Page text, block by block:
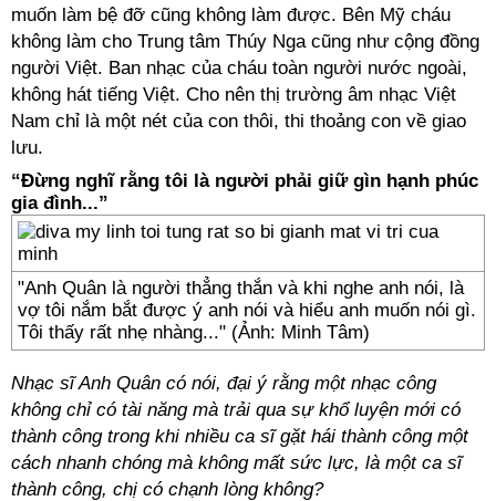
muốn làm bệ đỡ cũng không làm được. Bên Mỹ cháu
không làm cho Trung tâm Thúy Nga cũng như cộng đồng
người Việt. Ban nhạc của cháu toàn người nước ngoài,
không hát tiếng Việt. Cho nên thị trường âm nhạc Việt
Nam chỉ là một nét của con thôi, thi thoảng con về giao
lưu.
“Đừng nghĩ rằng tôi là người phải giữ gìn hạnh phúc
gia đình...”
"Anh Quân là người thẳng thắn và khi nghe anh nói, là
vợ tôi nắm bắt được ý anh nói và hiểu anh muốn nói gì.
Tôi thấy rất nhẹ nhàng..." (Ảnh: Minh Tâm)
Nhạc sĩ Anh Quân có nói, đại ý rằng một nhạc công
không chỉ có tài năng mà trải qua sự khổ luyện mới có
thành công trong khi nhiều ca sĩ gặt hái thành công một
cách nhanh chóng mà không mất sức lực, là một ca sĩ
thành công, chị có chạnh lòng không?